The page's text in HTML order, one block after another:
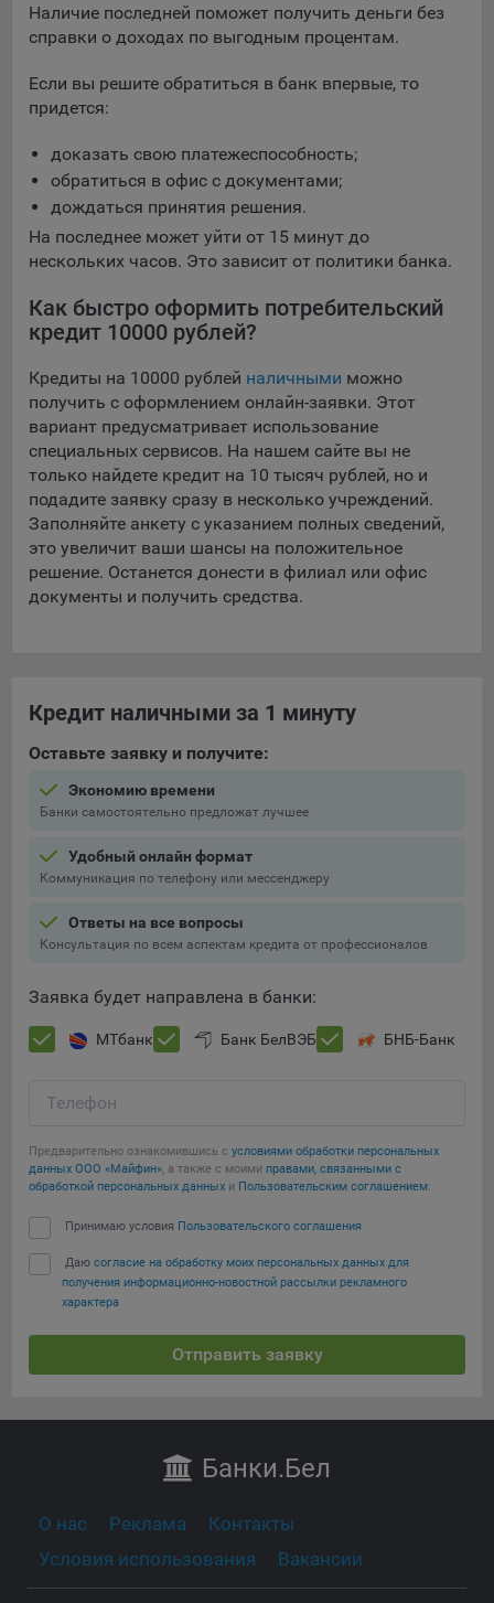
Наличие последней поможет получить деньги без
справки о доходах по выгодным процентам.
Если вы решите обратиться в банк впервые, то
придется:
доказать свою платежеспособность;
обратиться в офис с документами;
дождаться принятия решения.
На последнее может уйти от 15 минут до
нескольких часов. Это зависит от политики банка.
Как быстро оформить потребительский
кредит 10000 рублей?
Кредиты на 10000 рублей наличными можно
получить с оформлением онлайн-заявки. Этот
вариант предусматривает использование
специальных сервисов. На нашем сайте вы не
только найдете кредит на 10 тысяч рублей, но и
подадите заявку сразу в несколько учреждений.
Заполняйте анкету с указанием полных сведений,
это увеличит ваши шансы на положительное
решение. Останется донести в филиал или офис
документы и получить средства.
Кредит наличными за 1 минуту
Оставьте заявку и получите:
Экономию времени
Банки самостоятельно предложат лучшее
Удобный онлайн формат
Коммуникация по телефону или мессенджеру
Ответы на все вопросы
Консультация по всем аспектам кредита от профессионалов
Заявка будет направлена в банки:
МТбанк Банк БелВЭБ БНБ-Банк
Телефон
Предварительно ознакомившись с условиями обработки персональных
данных ООО «Майфин», а также с моими правами, связанными с
обработкой персональных данных и Пользовательским соглашением:
Принимаю условия Пользовательского соглашения
Даю согласие на обработку моих персональных данных для
получения информационно-новостной рассылки рекламного
характера
Отправить заявку
Банки.Бел
О нас Реклама
Контакты
Условия использования
Вакансии